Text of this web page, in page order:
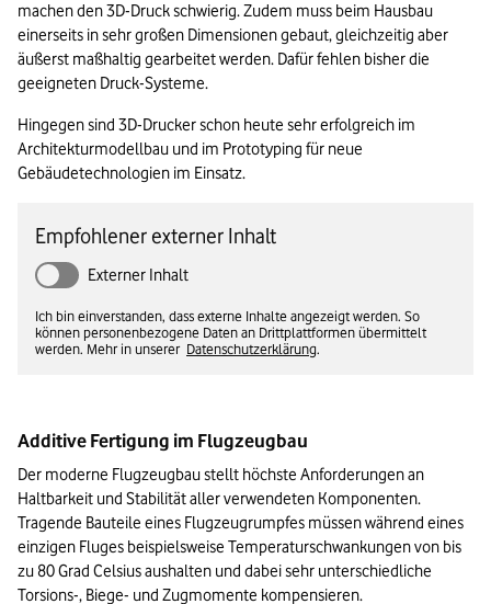
machen den 3D-Druck schwierig. Zudem muss beim Hausbau
einerseits in sehr großen Dimensionen gebaut, gleichzeitig aber
äußerst maßhaltig gearbeitet werden. Dafür fehlen bisher die
geeigneten Druck-Systeme.
Hingegen sind 3D-Drucker schon heute sehr erfolgreich im
Architekturmodellbau und im Prototyping für neue
Gebäudetechnologien im Einsatz.
Empfohlener externer Inhalt
Externer Inhalt
Ich bin einverstanden, dass externe Inhalte angezeigt werden. So
können personenbezogene Daten an Drittplattformen übermittelt
werden. Mehr in unserer Datenschutzerklärung.
Additive Fertigung im Flugzeugbau
Der moderne Flugzeugbau stellt höchste Anforderungen an
Haltbarkeit und Stabilität aller verwendeten Komponenten.
Tragende Bauteile eines Flugzeugrumpfes müssen während eines
einzigen Fluges beispielsweise Temperaturschwankungen von bis
zu 80 Grad Celsius aushalten und dabei sehr unterschiedliche
Torsions-, Biege- und Zugmomente kompensieren.